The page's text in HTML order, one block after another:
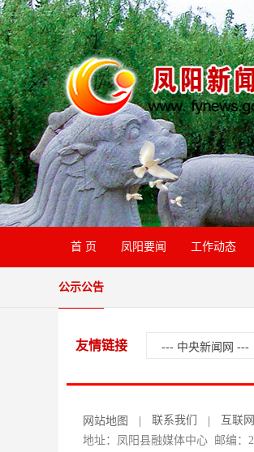
首 页 凤阳要闻 工作动态
公示公告
友情链接
网站地图 联系我们
互联
地址：凤阳县融媒体中心 邮编：